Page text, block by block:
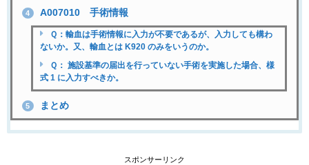
4 A007010 手術情報
Ｑ：輸血は手術情報に入力が不要であるが、入力しても構わ
ないか。又、輸血とは K920 のみをいうのか。
Ｑ： 施設基準の届出を行っていない手術を実施した場合、様
式 1 に入力すべきか。
5 まとめ
スポンサーリンク